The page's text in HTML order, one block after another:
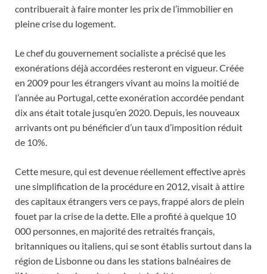
contribuerait à faire monter les prix de l’immobilier en
pleine crise du logement.
Le chef du gouvernement socialiste a précisé que les
exonérations déjà accordées resteront en vigueur. Créée
en 2009 pour les étrangers vivant au moins la moitié de
l’année au Portugal, cette exonération accordée pendant
dix ans était totale jusqu’en 2020. Depuis, les nouveaux
arrivants ont pu bénéficier d’un taux d’imposition réduit
de 10%.
Cette mesure, qui est devenue réellement effective après
une simplification de la procédure en 2012, visait à attire
des capitaux étrangers vers ce pays, frappé alors de plein
fouet par la crise de la dette. Elle a profité à quelque 10
000 personnes, en majorité des retraités français,
britanniques ou italiens, qui se sont établis surtout dans la
région de Lisbonne ou dans les stations balnéaires de